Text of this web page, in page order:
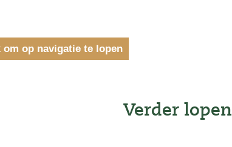
om op navigatie te lopen
Verder lopen